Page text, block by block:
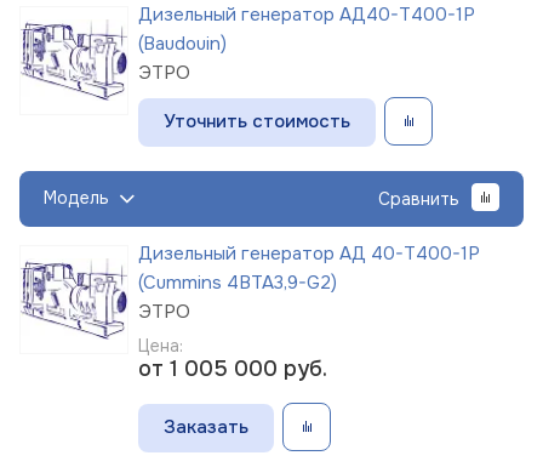
Дизельный генератор АД40-Т400-1Р
(Baudouin)
ЭТРО
Уточнить стоимость
Модель Сравнить
Дизельный генератор АД 40-Т400-1Р
(Cummins 4BTA3,9-G2)
ЭТРО
Цена:
от 1 005 000 руб.
Заказать